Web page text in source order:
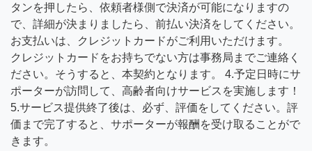
タンを押したら、依頼者様側で決済が可能になりますの
で、詳細が決まりましたら、前払い決済をしてください。
お支払いは、クレジットカードがご利用いただけます。
クレジットカードをお持ちでない方は事務局までご連絡く
ださい。そうすると、本契約となります。 4.予定日時にサ
ポーターが訪問して、高齢者向けサービスを実施します！
5.サービス提供終了後は、必ず、評価をしてください。評
価まで完了すると、サポーターが報酬を受け取ることがで
きます。